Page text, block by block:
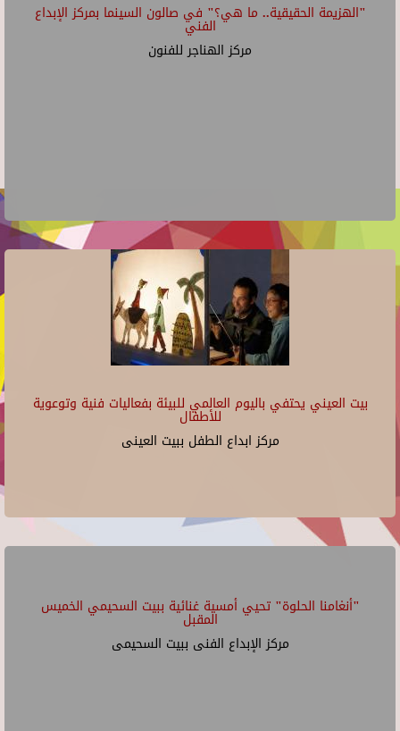
"الهزيمة الحقيقية.. ما هي؟" في صالون السينما بمركز الإبداع
الفني
مركز الهناجر للفنون
بيت العيني يحتفي باليوم العالمي للبيئة بفعاليات فنية وتوعوية
للأطفال
مركز ابداع الطفل ببيت العينى
"أنغامنا الحلوة" تحيي أمسية غنائية ببيت السحيمي الخميس
المقبل
مركز الإبداع الفنى ببيت السحيمى